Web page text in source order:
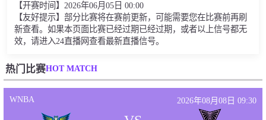
【开赛时间】2026年06月05日 00:00
【友好提示】部分比赛将在赛前更新，可能需要您在比赛前再刷
新查看。如果本页面比赛已经过期已经过期，或者以上信号都无
效，请进入24直播网查看最新直播信号。
热门比赛HOT MATCH
WNBA 2026年08月08日 09:30